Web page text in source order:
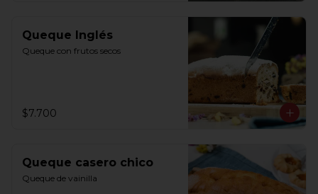
Queque Inglés
Queque con frutos secos
$7.700
Queque casero chico
Queque de vainilla